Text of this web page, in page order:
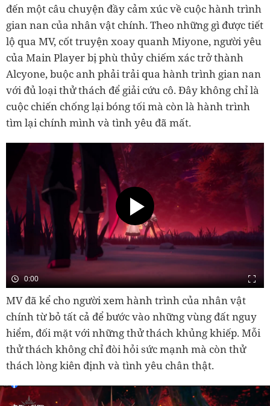
đến một câu chuyện đầy cảm xúc về cuộc hành trình
gian nan của nhân vật chính. Theo những gì được tiết
lộ qua MV, cốt truyện xoay quanh Miyone, người yêu
của Main Player bị phù thủy chiếm xác trở thành
Alcyone, buộc anh phải trải qua hành trình gian nan
với đủ loại thử thách để giải cứu cô. Đây không chỉ là
cuộc chiến chống lại bóng tối mà còn là hành trình
tìm lại chính mình và tình yêu đã mất.
0:00
MV đã kể cho người xem hành trình của nhân vật
chính từ bỏ tất cả để bước vào những vùng đất nguy
hiểm, đối mặt với những thử thách khủng khiếp. Mỗi
thử thách không chỉ đòi hỏi sức mạnh mà còn thử
thách lòng kiên định và tình yêu chân thật.